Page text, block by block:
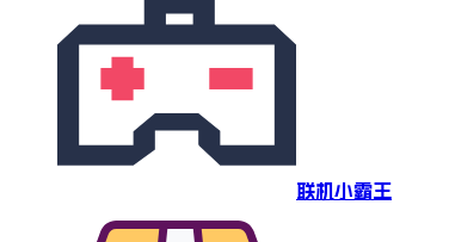
联机小霸王